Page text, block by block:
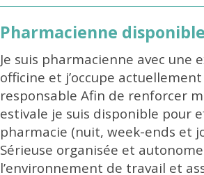
Pharmacienne
Je suis pharmacienne avec
officine et j’occupe
responsable Afin de renforcer
estivale je suis disponible pour
pharmacie (nuit, week-ends et
Sérieuse organisée et
l’environnement de travail et